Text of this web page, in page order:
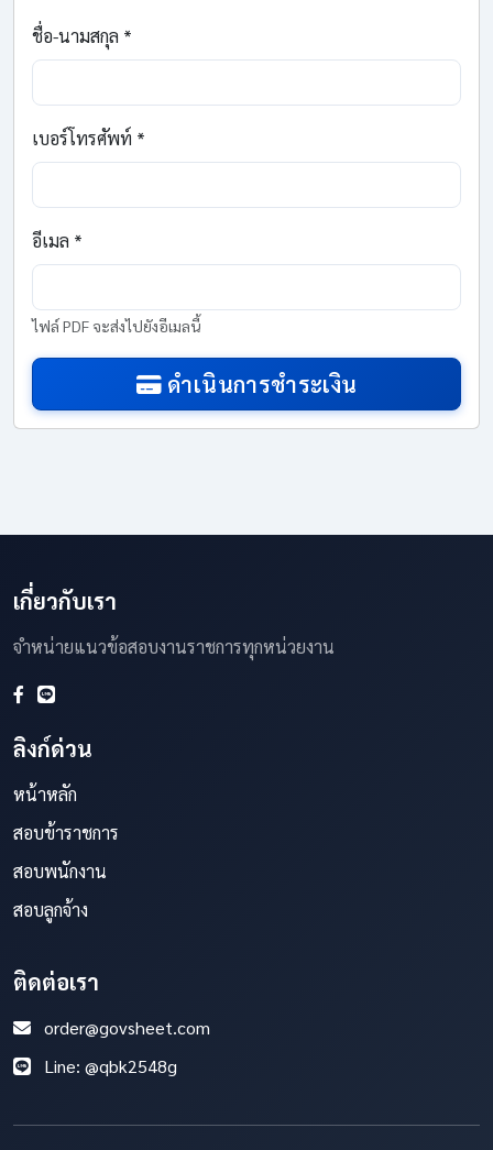
ชื่อ-นามสกุล *
เบอร์โทรศัพท์ *
อีเมล *
ไฟล์ PDF จะส่งไปยังอีเมลนี้
ดำเนินการชำระเงิน
เกี่ยวกับเรา
จำหน่ายแนวข้อสอบงานราชการทุกหน่วยงาน
ลิงก์ด่วน
หน้าหลัก
สอบข้าราชการ
สอบพนักงาน
สอบลูกจ้าง
ติดต่อเรา
order@govsheet.com
Line: @qbk2548g